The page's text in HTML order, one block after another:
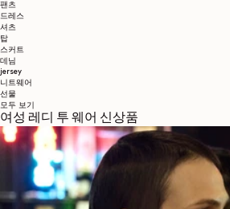
팬츠
드레스
셔츠
탑
스커트
데님
jersey
니트웨어
선물
모두 보기
여성 레디 투 웨어 신상품